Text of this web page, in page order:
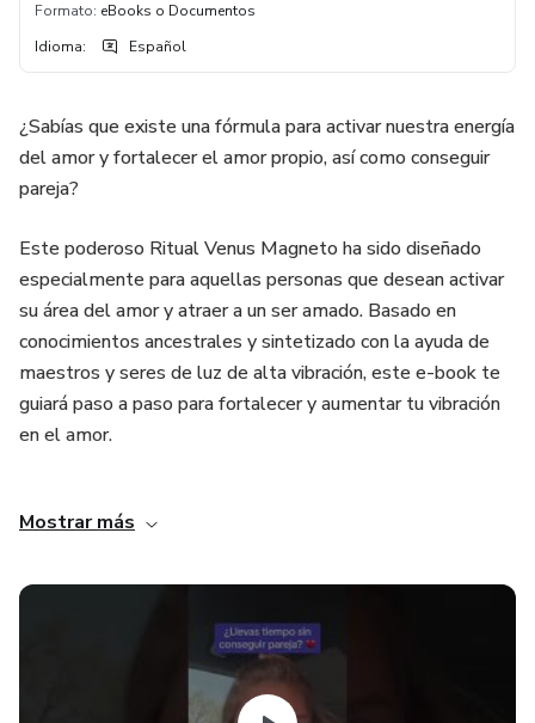
Formato: eBooks o Documentos
Idioma: Español
¿Sabías que existe una fórmula para activar nuestra energía
del amor y fortalecer el amor propio, así como conseguir
pareja?
Este poderoso Ritual Venus Magneto ha sido diseñado
especialmente para aquellas personas que desean activar
su área del amor y atraer a un ser amado. Basado en
conocimientos ancestrales y sintetizado con la ayuda de
maestros y seres de luz de alta vibración, este e-book te
guiará paso a paso para fortalecer y aumentar tu vibración
en el amor.
pasos necesarios, una receta de baño especial para limpiar
y dos talismanes: el Talismán Venus Magneto y el
No importa si estás buscando fortalecer el amor propio,
atraer a un ser amado o despertar tu fuego interior, este
Mostrar más